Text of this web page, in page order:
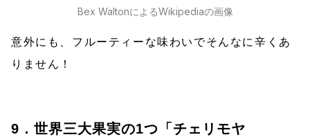
Bex WaltonによるWikipediaの画像
意外にも、フルーティーな味わいでそんなに辛くあ
りません！
9．世界三大果実の1つ「チェリモヤ